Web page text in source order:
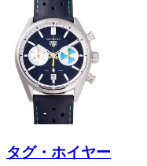
タグ・ホイヤー